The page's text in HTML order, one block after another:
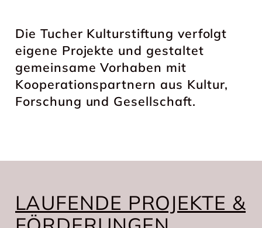
Die Tucher Kulturstiftung verfolgt
eigene Projekte und gestaltet
gemeinsame Vorhaben mit
Kooperationspartnern aus Kultur,
Forschung und Gesellschaft.
LAUFENDE PROJEKTE &